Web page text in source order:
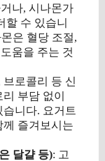
나, 시나몬가
할 수 있습니
은 혈당 조절,
움을 주는 것
로콜리 등 신
부담 없이
니다. 요거트
즐겨보시는
달걀 등): 고